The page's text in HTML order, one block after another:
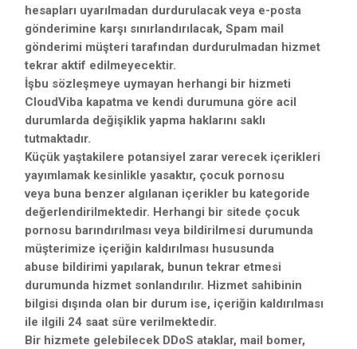
hesapları uyarılmadan durdurulacak veya e-posta
gönderimine karşı sınırlandırılacak, Spam mail
gönderimi müşteri tarafından durdurulmadan hizmet
tekrar aktif edilmeyecektir.
İşbu sözleşmeye uymayan herhangi bir hizmeti
CloudViba kapatma ve kendi durumuna göre acil
durumlarda değişiklik yapma haklarını saklı
tutmaktadır.
Küçük yaştakilere potansiyel zarar verecek içerikleri
yayımlamak kesinlikle yasaktır, çocuk pornosu
veya buna benzer algılanan içerikler bu kategoride
değerlendirilmektedir. Herhangi bir sitede çocuk
pornosu barındırılması veya bildirilmesi durumunda
müşterimize içeriğin kaldırılması hususunda
abuse bildirimi yapılarak, bunun tekrar etmesi
durumunda hizmet sonlandırılır. Hizmet sahibinin
bilgisi dışında olan bir durum ise, içeriğin kaldırılması
ile ilgili 24 saat süre verilmektedir.
Bir hizmete gelebilecek DDoS ataklar, mail bomer,